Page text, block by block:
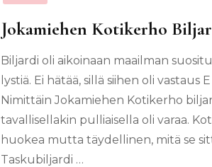
Jokamiehen Kotikerho
Biljardi oli aikoinaan maailman
lystiä. Ei hätää, sillä siihen oli vastaus
Nimittäin Jokamiehen Kotikerho
tavallisellakin pulliaisella oli varaa.
huokea mutta täydellinen, mitä se
Taskubiljardi …